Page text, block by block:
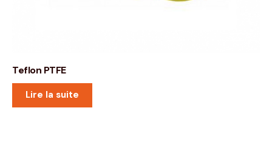
Teflon PTFE
Lire la suite